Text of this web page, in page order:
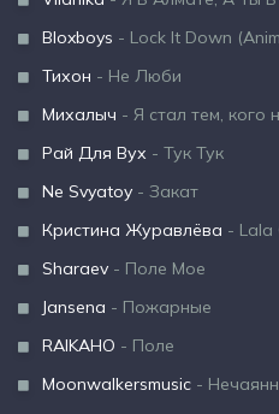
Bloxboys - Lock It Down
Тихон - Не Люби
Михалыч - Я стал тем, кого
Рай Для Вух - Тук Тук
Ne Svyatoy - Закат
Кристина Журавлёва - Lala
Sharaev - Поле Мое
Jansena - Пожарные
RAIKAHO - Поле
Moonwalkersmusic -